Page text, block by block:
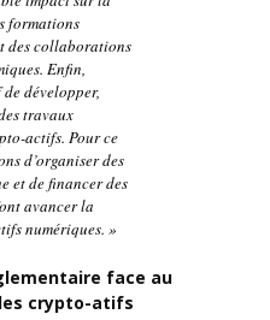
formations
des collaborations
Enfin,
développer,
travaux
actifs. Pour ce
d’organiser des
et de financer des
avancer la
numériques. »
face au
crypto-atifs